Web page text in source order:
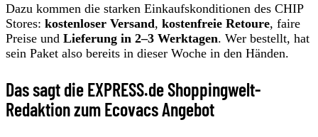
Dazu kommen die starken Einkaufskonditionen des CHIP
Stores: kostenloser Versand, kostenfreie Retoure, faire
Preise und Lieferung in 2–3 Werktagen. Wer bestellt, hat
sein Paket also bereits in dieser Woche in den Händen.
Das sagt die EXPRESS.de Shoppingwelt-
Redaktion zum Ecovacs Angebot